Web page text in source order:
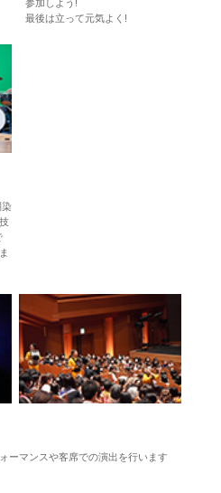
参加しよう!
最後は立って元気よく!
ーマンスや客席での演出を行います